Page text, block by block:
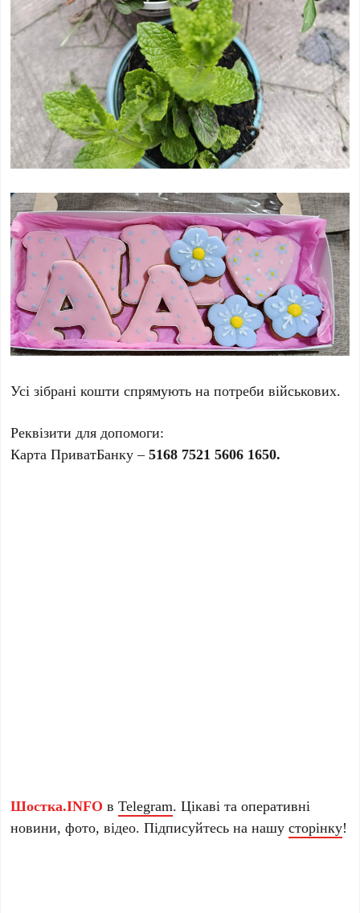
Усі зібрані кошти спрямують на потреби військових.
Реквізити для допомоги:
Карта ПриватБанку –5168 7521 5606 1650.
Шостка.INFO вTelegram. Цікаві та оперативні
новини, фото, відео. Підписуйтесь на нашусторінку!